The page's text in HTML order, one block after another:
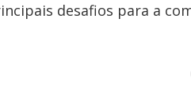
desafios para a